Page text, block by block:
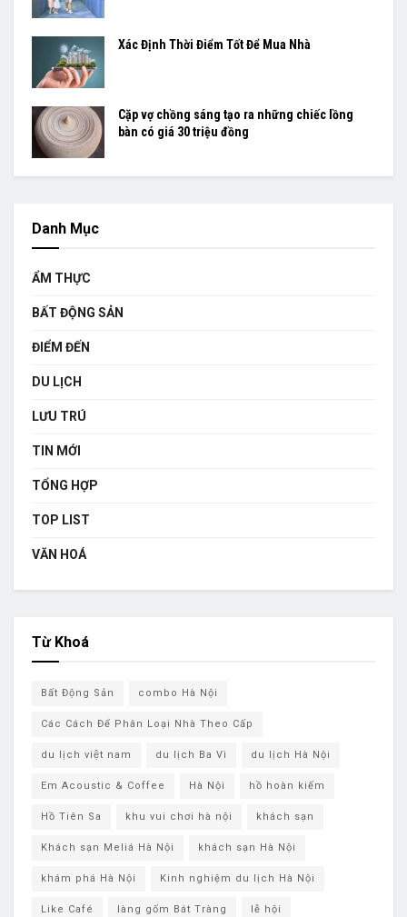
Xác Định Thời Điểm Tốt Để Mua Nhà
Cặp vợ chồng sáng tạo ra những chiếc lồng
bàn có giá 30 triệu đồng
Danh Mục
ẨM THỰC
BẤT ĐỘNG SẢN
ĐIỂM ĐẾN
DU LỊCH
LƯU TRÚ
TIN MỚI
TỔNG HỢP
TOP LIST
VĂN HOÁ
Từ Khoá
Bất Động Sản combo Hà Nội
Các Cách Để Phân Loại Nhà Theo Cấp
du lịch việt nam du lịch Ba Vì du lịch ​Hà Nội
Em Acoustic & Coffee Hà Nội hồ hoàn kiếm
Hồ Tiên Sa khu vui chơi hà nội khách sạn
Khách sạn Meliá Hà Nội khách sạn ​Hà Nội
khám phá ​Hà Nội Kinh nghiệm du lịch Hà Nội
Like Café làng gốm Bát Tràng lễ hội